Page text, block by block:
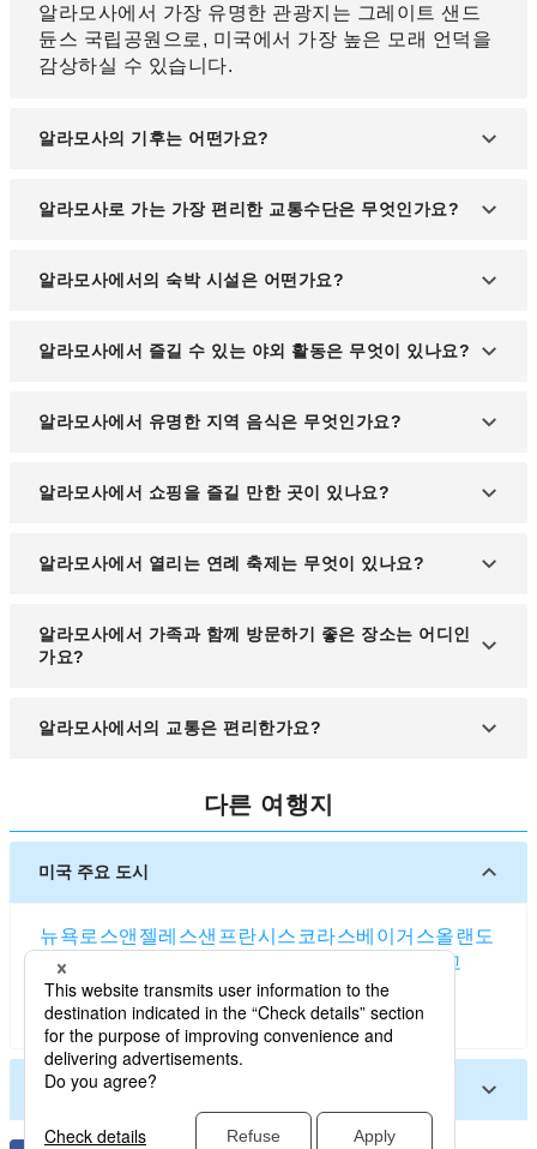
알라모사에서 가장 유명한 관광지는 그레이트 샌드
듄스 국립공원으로, 미국에서 가장 높은 모래 언덕을
감상하실 수 있습니다.
알라모사의 기후는 어떤가요?
알라모사는 대륙성 기후로, 일교차가 크고 계절별로
알라모사로 가는 가장 편리한 교통수단은 무엇인가요?
덴버 국제공항을 경유하여 알라모사 지역공항으로
알라모사에서의 숙박 시설은 어떤가요?
알라모사에는 다양한 호텔과 모텔, B&B 등 여러 숙박
알라모사에서 즐길 수 있는 야외 활동은 무엇이 있나요?
하이킹, 캠핑, 낚시 등 다양한 야외 활동을 즐기실 수
알라모사에서 유명한 지역 음식은 무엇인가요?
알라모사 지역은 뉴멕시코 스타일의 멕시코 요리가
알라모사에서 쇼핑을 즐길 만한 곳이 있나요?
시내 중심가에 위치한 다양한 상점과 부티크에서 지
알라모사에서 열리는 연례 축제는 무엇이 있나요?
매년 가을에 열리는 알라모사 카운티 페어가 대표적
인 지역 축제입니다.
알라모사에서 가족과 함께 방문하기 좋은 장소는 어디인
가요?
샌 루이스 밸리 동물원과 지역 박물관 등이 가족 단위
알라모사에서의 교통은 편리한가요?
도시 규모가 작아 자동차나 도보로 이동하기에 편리
하며, 대중교통도 이용 가능합니다.
다른 여행지
미국 주요 도시
뉴욕 로스앤젤레스샌프란시스코라스베이거스올랜도
시애틀
샌디에고
애틀랜타휴스턴솔트레이크시티마이애미
포틀랜드 (오리건주)
미국 기타 도시